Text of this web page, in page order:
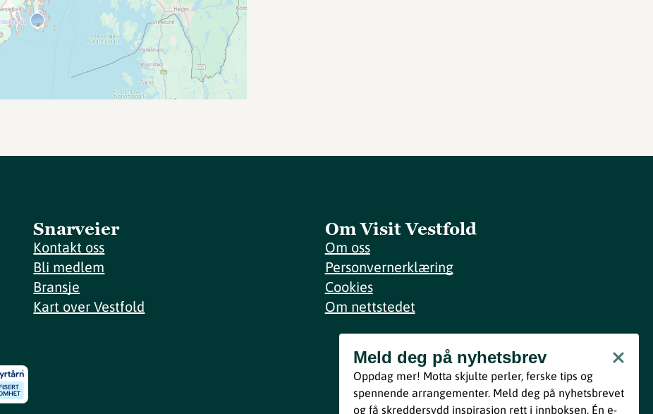
Snarveier
Kontakt oss
Bli medlem
Bransje
Kart over Vestfold
Om Visit Vestfold
Om oss
Personvernerklæring
Cookies
Om nettstedet
Meld deg på nyhetsbrev
Bli med
Meld deg på nyhetsbrev
Oppdag mer! Motta skjulte perler, ferske tips og
spennende arrangementer. Meld deg på nyhetsbrevet
og få skreddersydd inspirasjon rett i innboksen. Én e-